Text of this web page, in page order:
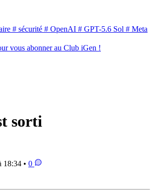
# sécurité # OpenAI # GPT-5.6 Sol # Meta
vous abonner au Club iGen !
sorti
18:34 • 0